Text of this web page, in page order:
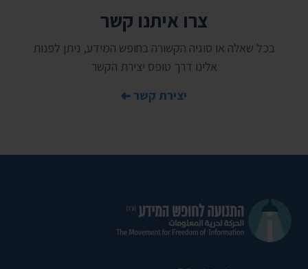
צרו איתנו קשר
בכל שאלה או סוגיה הקשורה בחופש המידע, ניתן לפנות
אלינו דרך טופס יצירת הקשר
יצירת קשר